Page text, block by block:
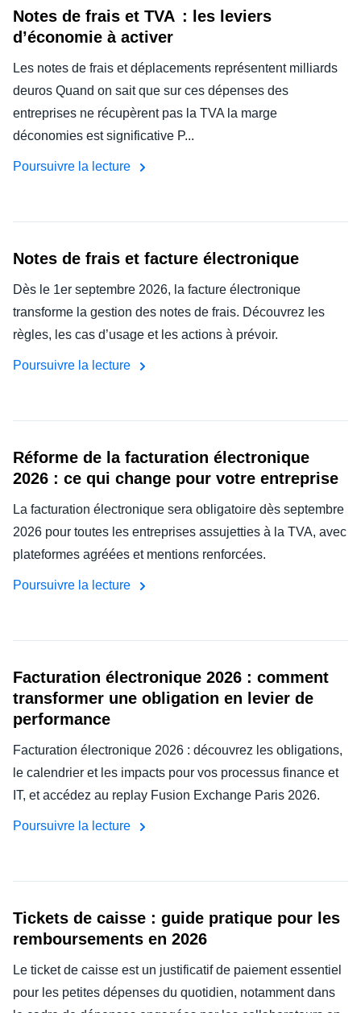
Notes de frais et TVA : les leviers
d’économie à activer
Les notes de frais et déplacements représentent milliards
deuros Quand on sait que sur ces dépenses des
entreprises ne récupèrent pas la TVA la marge
déconomies est significative P...
Poursuivre la lecture
Notes de frais et facture électronique
Dès le 1er septembre 2026, la facture électronique
transforme la gestion des notes de frais. Découvrez les
règles, les cas d’usage et les actions à prévoir.
Poursuivre la lecture
Réforme de la facturation électronique
2026 : ce qui change pour votre entreprise
La facturation électronique sera obligatoire dès septembre
2026 pour toutes les entreprises assujetties à la TVA, avec
plateformes agréées et mentions renforcées.
Poursuivre la lecture
Facturation électronique 2026 : comment
transformer une obligation en levier de
performance
Facturation électronique 2026 : découvrez les obligations,
le calendrier et les impacts pour vos processus finance et
IT, et accédez au replay Fusion Exchange Paris 2026.
Poursuivre la lecture
Tickets de caisse : guide pratique pour les
remboursements en 2026
Le ticket de caisse est un justificatif de paiement essentiel
pour les petites dépenses du quotidien, notamment dans